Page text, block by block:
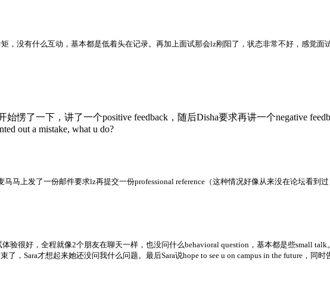
，没有什么互动，基本都是低着头在记录。再加上面试那会lz刚阳了，状态非常不好，感觉面
始愣了一下，讲了一个positive feedback，随后Disha要求再讲一个negative
out a mistake, what u do?
马上发了一份邮件要求lz再提交一份professional reference（这种情况好像从来没在论坛看到
验很好，全程就像2个朋友在聊天一样，也没问什么behavioral question，基本都是些small
了，Sara才想起来她还没问我什么问题。最后Sara说hope to see u on campus in the future，